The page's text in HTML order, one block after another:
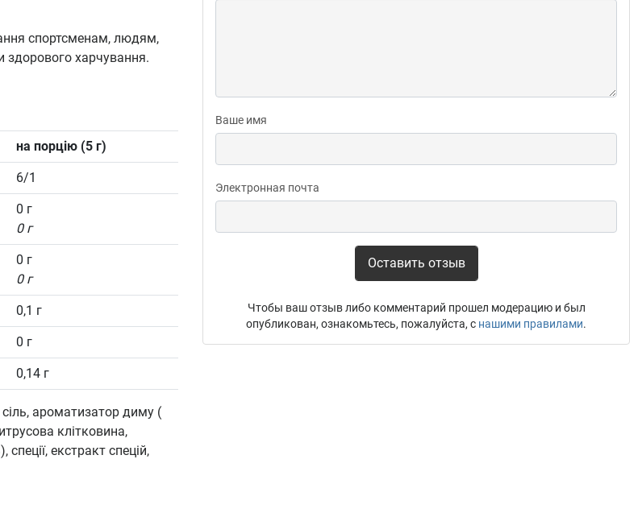
спортсменам, людям,
здорового харчування.
на порцію (5 г)
6/1
0 г
0 г
0 г
0 г
0,1 г
0 г
0,14 г
ароматизатор диму (
клітковина,
екстракт спецій,
Ваше имя
Электронная почта
Оставить отзыв
Чтобы ваш отзыв либо комментарий прошел модерацию и был
опубликован, ознакомьтесь, пожалуйста, с нашими правилами.